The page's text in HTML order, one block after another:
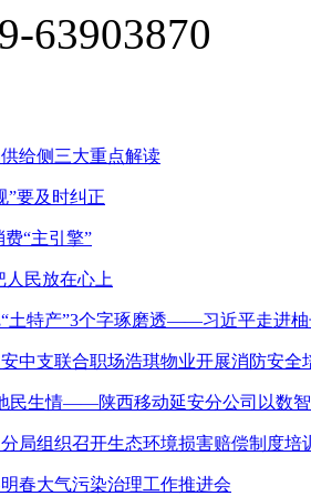
63903870
给侧三大重点解读
”要及时纠正
“主引擎”
人民放在心上
“土特产”3个字琢磨透——习近平走进
中支联合职场浩琪物业开展消防安全
民生情——陕西移动延安分公司以数
局组织召开生态环境损害赔偿制度培
春大气污染治理工作推进会